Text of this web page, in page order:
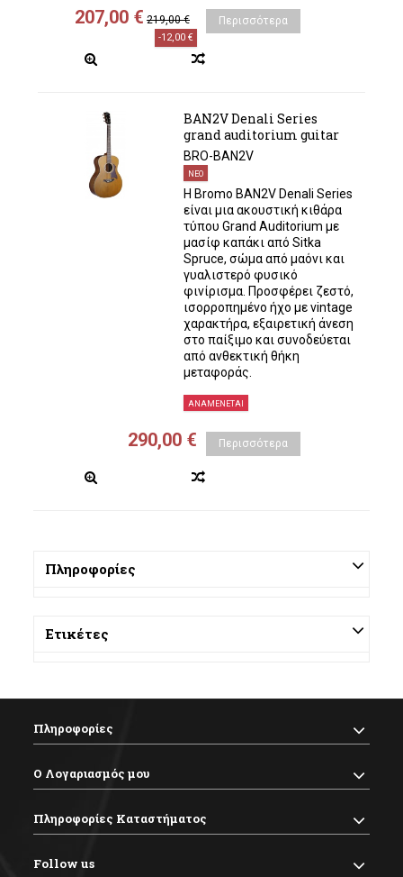
207,00 € 219,00 €
-12,00 €
Περισσότερα
BAN2V Denali Series
grand auditorium guitar
BRO-BAN2V
ΝΕΟ
Η Bromo BAN2V Denali Series
είναι μια ακουστική κιθάρα
τύπου Grand Auditorium με
μασίφ καπάκι από Sitka
Spruce, σώμα από μαόνι και
γυαλιστερό φυσικό
φινίρισμα. Προσφέρει ζεστό,
ισορροπημένο ήχο με vintage
χαρακτήρα, εξαιρετική άνεση
στο παίξιμο και συνοδεύεται
από ανθεκτική θήκη
μεταφοράς.
ΑΝΑΜΈΝΕΤΑΙ
290,00 € Περισσότερα
Πληροφορίες
Ετικέτες
Πληροφορίες
Ο Λογαριασμός μου
Πληροφορίες Καταστήματος
Follow us